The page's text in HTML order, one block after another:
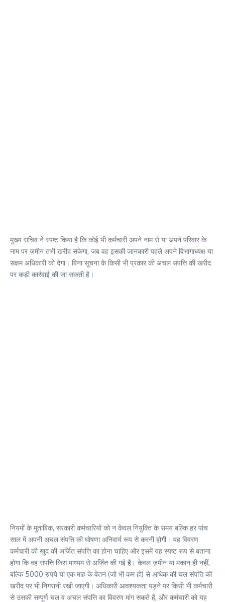
मुख्य सचिव ने स्पष्ट किया है कि कोई भी कर्मचारी अपने नाम से या अपने परिवार के
नाम पर ज़मीन तभी खरीद सकेगा, जब वह इसकी जानकारी पहले अपने विभागाध्यक्ष या
सक्षम अधिकारी को देगा। बिना सूचना के किसी भी प्रकार की अचल संपत्ति की खरीद
पर कड़ी कार्रवाई की जा सकती है।
नियमों के मुताबिक, सरकारी कर्मचारियों को न केवल नियुक्ति के समय बल्कि हर पांच
साल में अपनी अचल संपत्ति की घोषणा अनिवार्य रूप से करनी होगी। यह विवरण
कर्मचारी की खुद की अर्जित संपत्ति का होना चाहिए और इसमें यह स्पष्ट रूप से बताना
होगा कि वह संपत्ति किस माध्यम से अर्जित की गई है। केवल ज़मीन या मकान ही नहीं,
बल्कि 5000 रुपये या एक माह के वेतन (जो भी कम हो) से अधिक की चल संपत्ति की
खरीद पर भी निगरानी रखी जाएगी। अधिकारी आवश्यकता पड़ने पर किसी भी कर्मचारी
से उसकी सम्पूर्ण चल व अचल संपत्ति का विवरण मांग सकते हैं, और कर्मचारी को यह